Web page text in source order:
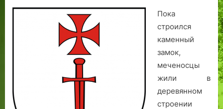
Пока
строился
каменный
замок,
меченосцы
жили в
деревянном
строении